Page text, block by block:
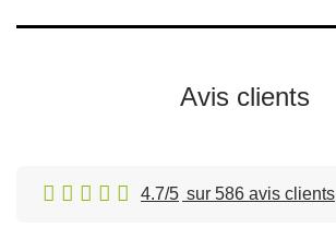
Avis clients
4.7/5 sur 586 avis clients